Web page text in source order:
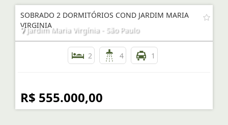
SOBRADO 2 DORMITÓRIOS COND JARDIM MARIA
VIRGINIA
Jardim Maria Virgínia - São Paulo
2 4 1
R$ 555.000,00